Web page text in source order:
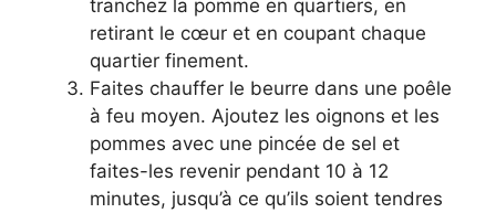
tranchez la pomme en quartiers, en
retirant le cœur et en coupant chaque
quartier finement.
Faites chauffer le beurre dans une poêle
à feu moyen. Ajoutez les oignons et les
pommes avec une pincée de sel et
faites-les revenir pendant 10 à 12
minutes, jusqu’à ce qu’ils soient tendres